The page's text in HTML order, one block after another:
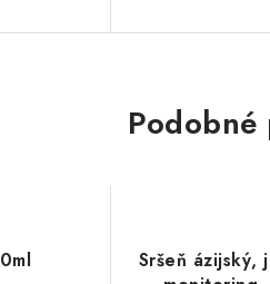
Sršeň ázijský,